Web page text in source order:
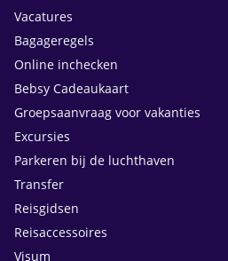
Vacatures
Bagageregels
Online inchecken
Bebsy Cadeaukaart
Groepsaanvraag voor vakanties
Excursies
Parkeren bij de luchthaven
Transfer
Reisgidsen
Reisaccessoires
Visum